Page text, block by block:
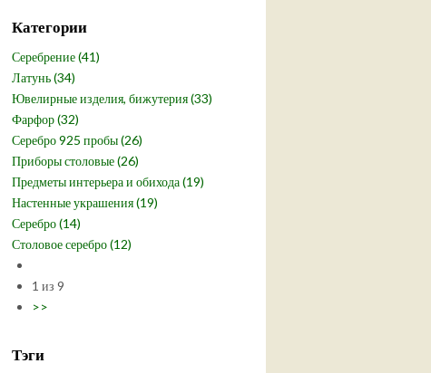
Категории
Серебрение (41)
Латунь (34)
Ювелирные изделия, бижутерия (33)
Фарфор (32)
Серебро 925 пробы (26)
Приборы столовые (26)
Предметы интерьера и обихода (19)
Настенные украшения (19)
Серебро (14)
Столовое серебро (12)
1 из 9
>>
Тэги